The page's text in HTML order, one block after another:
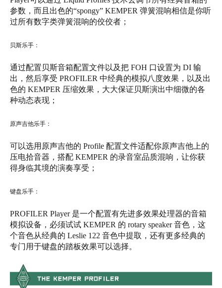
参数，而且出色的“spongy” KEMPER 弹簧混响相信是你听
过所有数字类弹簧混响的佼佼者；‍‍‍‍‍‍‍‍‍‍‍‍‍‍
贝斯乐手：
通过配置贝斯音箱配置文件以及把 FOH 口设置为 DI 输
出，然后享受 PROFILER 中经典的模拟八度效果，以及出
色的 KEMPER 压缩效果，大大保证贝斯演出中细微的各
种动态表现；‍‍‍‍
原声吉他乐手：‍
可以选用原声吉他的 Profile 配置文件适配你原声吉他上的
压电拾音器，搭配 KEMPER 的录音室品质混响，让你获
得身临其境的演奏享受；
键盘乐手：
PROFILER Player 是一个配置有先进多效果处理器的音箱
模拟设备，必须试试 KEMPER 的 rotary speaker 音色，这
个音色从经典的 Leslie 122 音色中提取，还有更多经典的
专门用于键盘的踏板效果可以选择。‍‍‍‍‍‍‍‍‍